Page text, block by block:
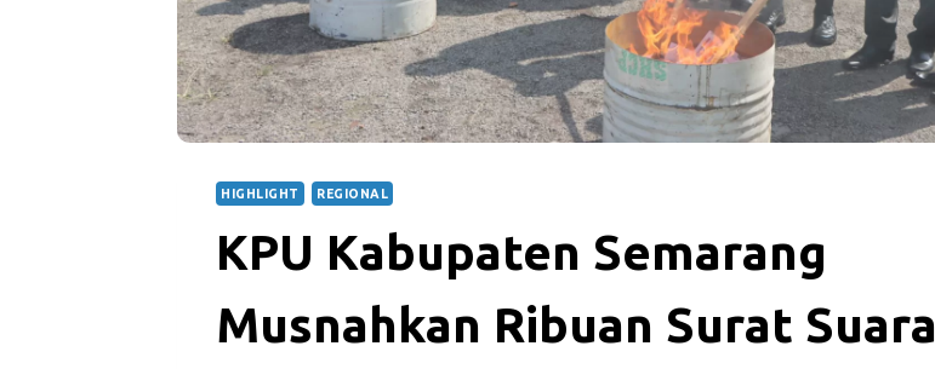
HIGHLIGHT REGIONAL
KPU Kabupaten Semarang
Musnahkan Ribuan Surat Suara